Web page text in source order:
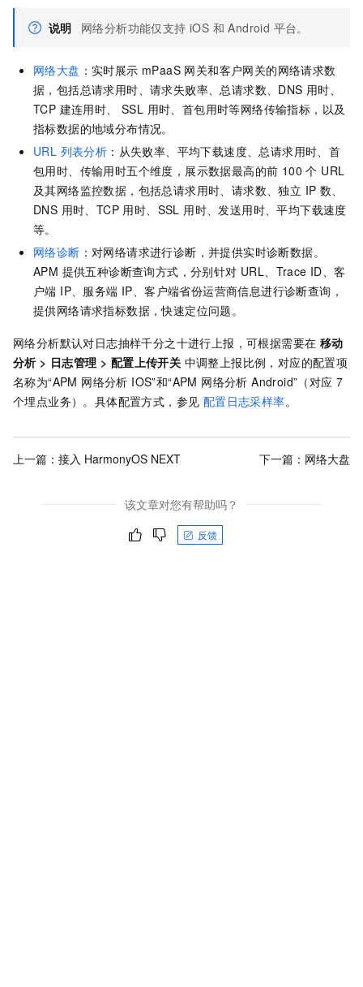
说明 网络分析功能仅支持 iOS 和 Android 平台。
网络大盘 ：实时展示 mPaaS 网关和客户网关的网络请求数
据，包括总请求用时、请求失败率、总请求数、DNS 用时、
TCP 建连用时、 SSL 用时、首包用时等网络传输指标，以及
指标数据的地域分布情况。
URL 列表分析 ：从失败率、平均下载速度、总请求用时、首
包用时、传输用时五个维度，展示数据最高的前 100 个 URL
及其网络监控数据，包括总请求用时、请求数、独立 IP 数、
DNS 用时、TCP 用时、SSL 用时、发送用时、平均下载速度
等。
网络诊断 ：对网络请求进行诊断，并提供实时诊断数据。
APM 提供五种诊断查询方式，分别针对 URL、Trace ID、客
户端 IP、服务端 IP、客户端省份运营商信息进行诊断查询，
提供网络请求指标数据，快速定位问题。
网络分析默认对日志抽样千分之十进行上报，可根据需要在 移动
分析 > 日志管理 > 配置上传开关 中调整上报比例，对应的配置项
名称为“APM 网络分析 IOS”和“APM 网络分析 Android”（对应 7
个埋点业务）。具体配置方式，参见 配置日志采样率。
上一篇： 接入 HarmonyOS NEXT 下一篇： 网络大盘
该文章对您有帮助吗？
反馈